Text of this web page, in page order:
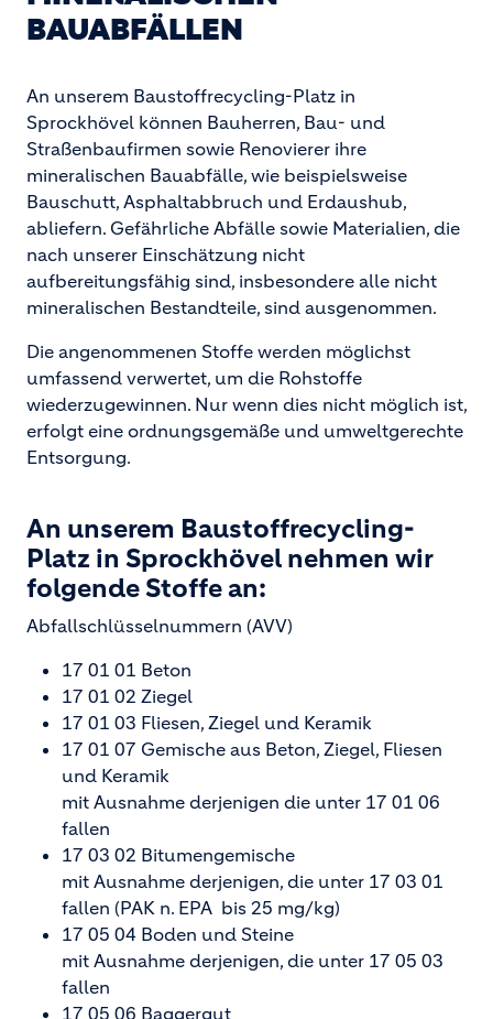
BAUABFÄLLEN
An unserem Baustoffrecycling-Platz in
Sprockhövel können Bauherren, Bau- und
Straßenbaufirmen sowie Renovierer ihre
mineralischen Bauabfälle, wie beispielsweise
Bauschutt, Asphaltabbruch und Erdaushub,
abliefern. Gefährliche Abfälle sowie Materialien, die
nach unserer Einschätzung nicht
aufbereitungsfähig sind, insbesondere alle nicht
mineralischen Bestandteile, sind ausgenommen.
Die angenommenen Stoffe werden möglichst
umfassend verwertet, um die Rohstoffe
wiederzugewinnen. Nur wenn dies nicht möglich ist,
erfolgt eine ordnungsgemäße und umweltgerechte
Entsorgung.
An unserem Baustoffrecycling-
Platz in Sprockhövel nehmen wir
folgende Stoffe an:
Abfallschlüsselnummern (AVV)
17 01 01 Beton
17 01 02 Ziegel
17 01 03 Fliesen, Ziegel und Keramik
17 01 07 Gemische aus Beton, Ziegel, Fliesen
und Keramik
mit Ausnahme derjenigen die unter 17 01 06
fallen
17 03 02 Bitumengemische
mit Ausnahme derjenigen, die unter 17 03 01
fallen (PAK n. EPA bis 25 mg/kg)
17 05 04 Boden und Steine
mit Ausnahme derjenigen, die unter 17 05 03
fallen
17 05 06 Baggergut